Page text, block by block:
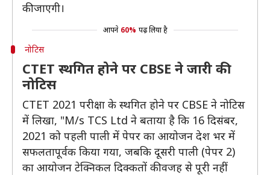
की जाएगी।
आपने 60% पढ़ लिया है
नोटिस
CTET स्थगित होने पर CBSE ने जारी की
नोटिस
CTET 2021 परीक्षा के स्थगित होने पर CBSE ने नोटिस
में लिखा, "M/s TCS Ltd ने बताया है कि 16 दिसंबर,
2021 को पहली पाली में पेपर का आयोजन देश भर में
सफलतापूर्वक किया गया, जबकि दूसरी पाली (पेपर 2)
का आयोजन टेक्निकल दिक्कतों की वजह से पूरी नहीं